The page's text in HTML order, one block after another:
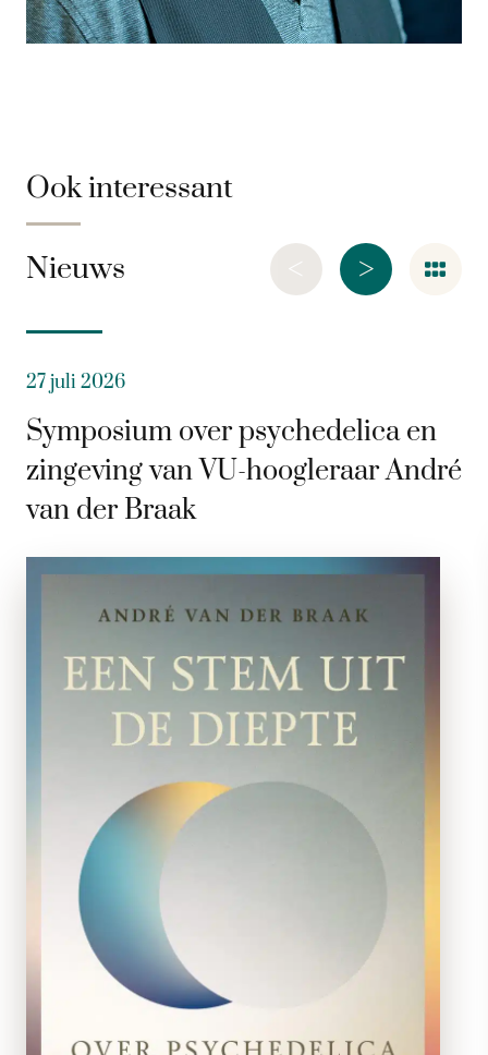
Ook interessant
Nieuws >
<
27 juli 2026
Symposium over psychedelica en
zingeving van VU-hoogleraar André
van der Braak